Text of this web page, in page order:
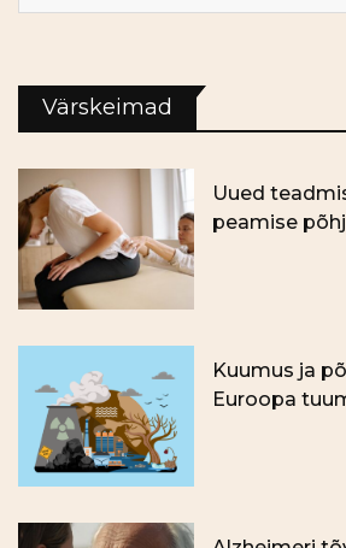
Värskeimad
Uued
peamise
Kuumus ja
Euroopa